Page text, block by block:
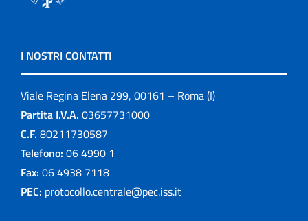
I NOSTRI CONTATTI
Viale Regina Elena 299, 00161 – Roma (I)
Partita I.V.A. 03657731000
C.F. 80211730587
Telefono: 06 4990 1
Fax: 06 4938 7118
PEC: protocollo.centrale@pec.iss.it